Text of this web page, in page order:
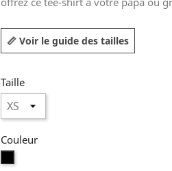
📏 Voir le guide des tailles
Taille
Couleur